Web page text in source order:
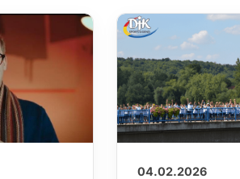
04.02.2026